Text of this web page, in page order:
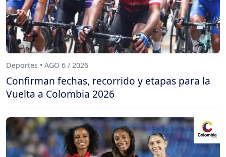
Deportes • AGO 6 / 2026
Confirman fechas, recorrido y etapas para la
Vuelta a Colombia 2026